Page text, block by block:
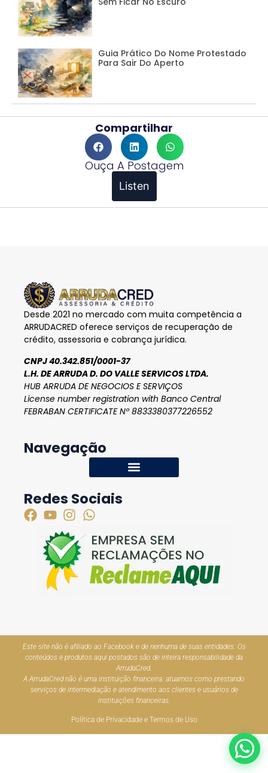
Guia Prático Do Nome Protestado
Para Sair Do Aperto
Compartilhar
Ouça A Postagem
Listen
Desde 2021 no mercado com muita competência a
ARRUDACRED oferece serviços de recuperação de
crédito, assessoria e cobrança jurídica.
CNPJ 40.342.851/0001-37
L.H. DE ARRUDA D. DO VALLE SERVICOS LTDA.
HUB ARRUDA DE NEGOCIOS E SERVIÇOS
License number registration with Banco Central
FEBRABAN CERTIFICATE Nº 8833380377226552
Navegação
Redes Sociais
Este site não é afiliado ao Facebook e de nenhuma de suas entidades. Os
conteúdos e produtos aqui postados são de inteira responsabilidade da
ArrudaCred.
A ArrudaCred não é uma instituição financeira: atuamos como prestando
serviços de intermediação e atendimento aos clientes e usuários de
instituições financeiras.
Política de Privacidade e Termos de Uso